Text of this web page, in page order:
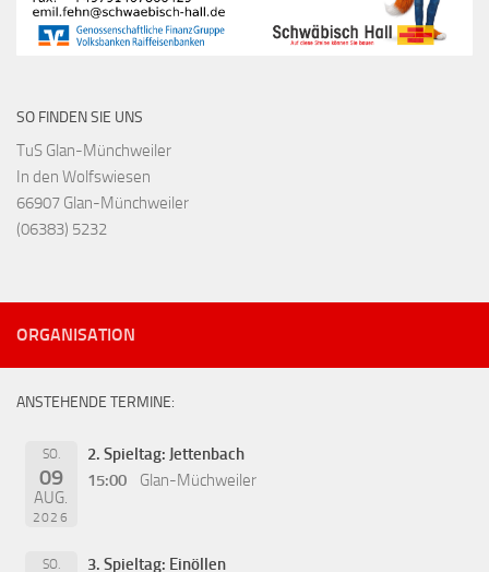
SO FINDEN SIE UNS
TuS Glan-Münchweiler
In den Wolfswiesen
66907 Glan-Münchweiler
(06383) 5232
ORGANISATION
ANSTEHENDE TERMINE:
SO.
09
AUG.
2026
2. Spieltag: Jettenbach
15:00
Glan-Müchweiler
SO.
3. Spieltag: Einöllen